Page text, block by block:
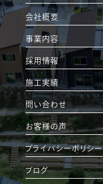
会社概要
事業内容
採用情報
施工実績
問い合わせ
お客様の声
プライバシーポリシー
ブログ